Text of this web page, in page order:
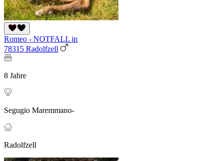
Romeo - NOTFALL in
78315 Radolfzell
8 Jahre
Segugio Maremmano-
Radolfzell